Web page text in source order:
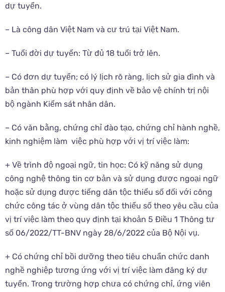
dự tuyển.
– Là công dân Việt Nam và cư trú tại Việt Nam.
– Tuổi đời dự tuyển: Từ đủ 18 tuổi trở lên.
– Có đơn dự tuyển; có lý lịch rõ ràng, lịch sử gia đình và
bản thân phù hợp với quy định về bảo vệ chính trị nội
bộ ngành Kiểm sát nhân dân.
– Có văn bằng, chứng chỉ đào tạo, chứng chỉ hành nghề,
kinh nghiệm làm việc phù hợp với vị trí việc làm:
+ Về trình độ ngoại ngữ, tin học: Có kỹ năng sử dụng
công nghệ thông tin cơ bản và sử dụng được ngoại ngữ
hoặc sử dụng được tiếng dân tộc thiểu số đối với công
chức công tác ở vùng dân tộc thiểu số theo yêu cầu của
vị trí việc làm theo quy định tại khoản 5 Điều 1 Thông tư
số 06/2022/TT-BNV ngày 28/6/2022 của Bộ Nội vụ.
+ Có chứng chỉ bồi dưỡng theo tiêu chuẩn chức danh
nghề nghiệp tương ứng với vị trí việc làm đăng ký dự
tuyển. Trong trường hợp chưa có chứng chỉ, ứng viên